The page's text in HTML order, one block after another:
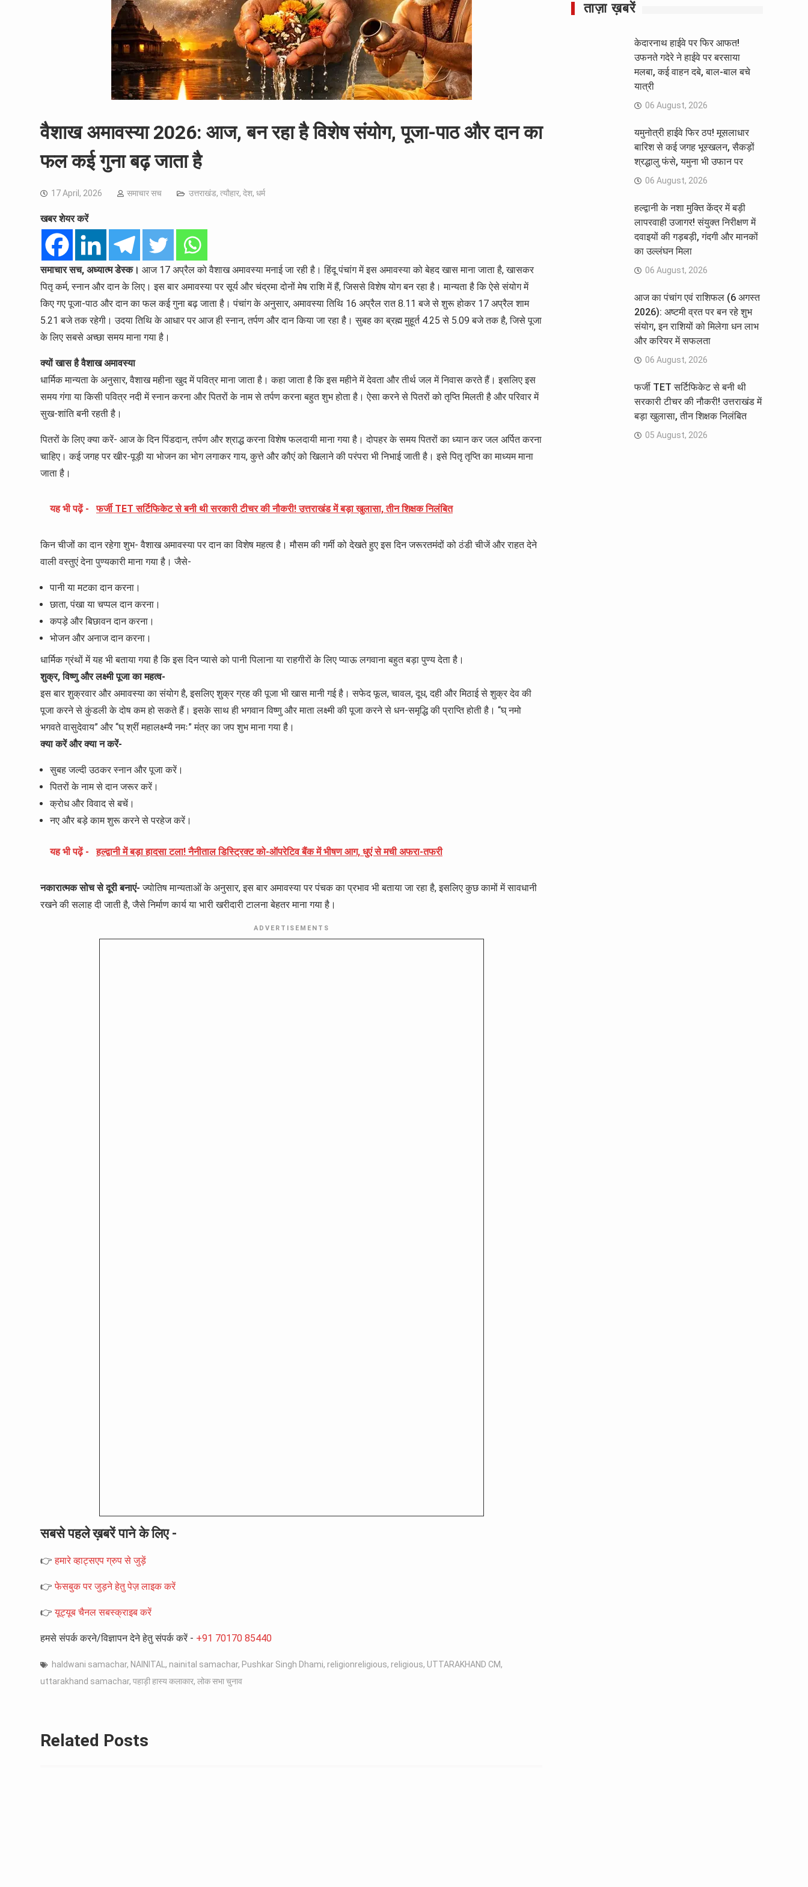
वैशाख अमावस्या 2026: आज, बन रहा है विशेष संयोग, पूजा-पाठ और दान का
फल कई गुना बढ़ जाता है
17 April, 2026 समाचार सच उत्तराखंड, त्यौहार, देश, धर्म
खबर शेयर करें
समाचार सच, अध्यात्म डेस्क। आज 17 अप्रैल को वैशाख अमावस्या मनाई जा रही है। हिंदू पंचांग में इस अमावस्या को बेहद खास माना जाता है, खासकर
पितृ कर्म, स्नान और दान के लिए। इस बार अमावस्या पर सूर्य और चंद्रमा दोनों मेष राशि में हैं, जिससे विशेष योग बन रहा है। मान्यता है कि ऐसे संयोग में
किए गए पूजा-पाठ और दान का फल कई गुना बढ़ जाता है। पंचांग के अनुसार, अमावस्या तिथि 16 अप्रैल रात 8.11 बजे से शुरू होकर 17 अप्रैल शाम
5.21 बजे तक रहेगी। उदया तिथि के आधार पर आज ही स्नान, तर्पण और दान किया जा रहा है। सुबह का ब्रह्म मुहूर्त 4.25 से 5.09 बजे तक है, जिसे पूजा
के लिए सबसे अच्छा समय माना गया है।
क्यों खास है वैशाख अमावस्या
धार्मिक मान्यता के अनुसार, वैशाख महीना खुद में पवित्र माना जाता है। कहा जाता है कि इस महीने में देवता और तीर्थ जल में निवास करते हैं। इसलिए इस
समय गंगा या किसी पवित्र नदी में स्नान करना और पितरों के नाम से तर्पण करना बहुत शुभ होता है। ऐसा करने से पितरों को तृप्ति मिलती है और परिवार में
सुख-शांति बनी रहती है।
पितरों के लिए क्या करें- आज के दिन पिंडदान, तर्पण और श्राद्ध करना विशेष फलदायी माना गया है। दोपहर के समय पितरों का ध्यान कर जल अर्पित करना
चाहिए। कई जगह पर खीर-पूड़ी या भोजन का भोग लगाकर गाय, कुत्ते और कौएं को खिलाने की परंपरा भी निभाई जाती है। इसे पितृ तृप्ति का माध्यम माना
जाता है।
यह भी पढ़ें - फर्जी TET सर्टिफिकेट से बनी थी सरकारी टीचर की नौकरी! उत्तराखंड में बड़ा खुलासा, तीन शिक्षक निलंबित
किन चीजों का दान रहेगा शुभ- वैशाख अमावस्या पर दान का विशेष महत्व है। मौसम की गर्मी को देखते हुए इस दिन जरूरतमंदों को ठंडी चीजें और राहत देने
वाली वस्तुएं देना पुण्यकारी माना गया है। जैसे-
पानी या मटका दान करना।
छाता, पंखा या चप्पल दान करना।
कपड़े और बिछावन दान करना।
भोजन और अनाज दान करना।
धार्मिक ग्रंथों में यह भी बताया गया है कि इस दिन प्यासे को पानी पिलाना या राहगीरों के लिए प्याऊ लगवाना बहुत बड़ा पुण्य देता है।
शुक्र, विष्णु और लक्ष्मी पूजा का महत्व-
इस बार शुक्रवार और अमावस्या का संयोग है, इसलिए शुक्र ग्रह की पूजा भी खास मानी गई है। सफेद फूल, चावल, दूध, दही और मिठाई से शुक्र देव की
पूजा करने से कुंडली के दोष कम हो सकते हैं। इसके साथ ही भगवान विष्णु और माता लक्ष्मी की पूजा करने से धन-समृद्धि की प्राप्ति होती है। “घ् नमो
भगवते वासुदेवाय” और “घ् श्रीं महालक्ष्म्यै नमः” मंत्र का जप शुभ माना गया है।
क्या करें और क्या न करें-
सुबह जल्दी उठकर स्नान और पूजा करें।
पितरों के नाम से दान जरूर करें।
क्रोध और विवाद से बचें।
नए और बड़े काम शुरू करने से परहेज करें।
यह भी पढ़ें - हल्द्वानी में बड़ा हादसा टला! नैनीताल डिस्ट्रिक्ट को-ऑपरेटिव बैंक में भीषण आग, धुएं से मची अफरा-तफरी
नकारात्मक सोच से दूरी बनाएं-ज्योतिष मान्यताओं के अनुसार, इस बार अमावस्या पर पंचक का प्रभाव भी बताया जा रहा है, इसलिए कुछ कामों में सावधानी
रखने की सलाह दी जाती है, जैसे निर्माण कार्य या भारी खरीदारी टालना बेहतर माना गया है।
ADVERTISEMENTS
सबसे पहले ख़बरें पाने के लिए -
👉हमारे व्हाट्सएप ग्रुप से जुड़ें
👉फेसबुक पर जुड़ने हेतु पेज़ लाइक करें
👉यूट्यूब चैनल सबस्क्राइब करें
हमसे संपर्क करने/विज्ञापन देने हेतु संपर्क करें - +91 70170 85440
haldwani samachar, NAINITAL, nainital samachar, Pushkar Singh Dhami, religionreligious, religious, UTTARAKHAND CM,
uttarakhand samachar, पहाड़ी हास्य कलाकार, लोक सभा चुनाव
Related Posts
ताज़ा ख़बरें
केदारनाथ हाईवे पर फिर आफत!
उफनते गदेरे ने हाईवे पर बरसाया
मलबा, कई वाहन दबे, बाल-बाल बचे
यात्री
06 August, 2026
यमुनोत्री हाईवे फिर ठप! मूसलाधार
बारिश से कई जगह भूस्खलन, सैकड़ों
श्रद्धालु फंसे, यमुना भी उफान पर
06 August, 2026
हल्द्वानी के नशा मुक्ति केंद्र में बड़ी
लापरवाही उजागर! संयुक्त निरीक्षण में
दवाइयों की गड़बड़ी, गंदगी और मानकों
का उल्लंघन मिला
06 August, 2026
आज का पंचांग एवं राशिफल (6 अगस्त
2026): अष्टमी व्रत पर बन रहे शुभ
संयोग, इन राशियों को मिलेगा धन लाभ
और करियर में सफलता
06 August, 2026
फर्जी TET सर्टिफिकेट से बनी थी
सरकारी टीचर की नौकरी! उत्तराखंड में
बड़ा खुलासा, तीन शिक्षक निलंबित
05 August, 2026